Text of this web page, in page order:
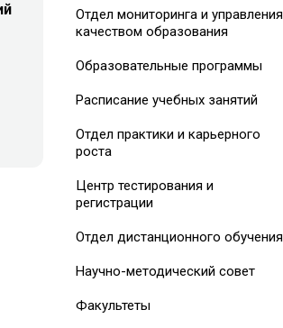
Отдел мониторинга и управления
качеством образования
Образовательные программы
Расписание учебных занятий
Отдел практики и карьерного
роста
Центр тестирования и
регистрации
Отдел дистанционного обучения
Научно-методический совет
Факультеты